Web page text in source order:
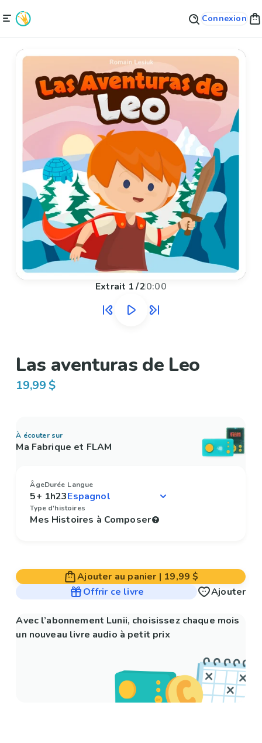
Connexion
Extrait 1/20:00
Las aventuras de Leo
19,99 $
À écouter sur
Ma Fabrique et FLAM
Âge
5+
Durée
1h23
Langue
Type d'histoires
Mes Histoires à Composer
Ajouter au panier | 19,99 $
Offrir ce livre
Ajouter
Avec l’abonnement Lunii, choisissez chaque mois
un nouveau livre audio à petit prix